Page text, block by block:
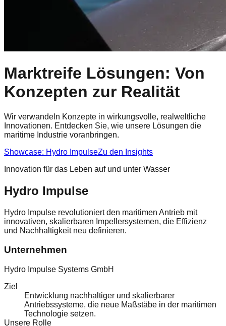
Marktreife Lösungen: Von
Konzepten zur Realität
Wir verwandeln Konzepte in wirkungsvolle, realweltliche
Innovationen. Entdecken Sie, wie unsere Lösungen die
maritime Industrie voranbringen.
Showcase: Hydro ImpulseZu den Insights
Innovation für das Leben auf und unter Wasser
Hydro Impulse
Hydro Impulse revolutioniert den maritimen Antrieb mit
innovativen, skalierbaren Impellersystemen, die Effizienz
und Nachhaltigkeit neu definieren.
Unternehmen
Hydro Impulse Systems GmbH
Ziel
Entwicklung nachhaltiger und skalierbarer
Antriebssysteme, die neue Maßstäbe in der maritimen
Technologie setzen.
Unsere Rolle